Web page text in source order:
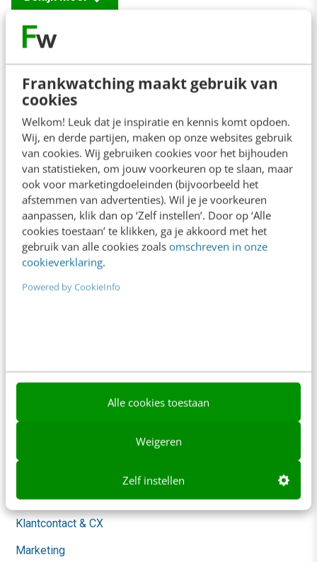
Frankwatching maakt gebruik van
cookies
Welkom! Leuk dat je inspiratie en kennis komt opdoen.
Wij, en derde partijen, maken op onze websites gebruik
van cookies. Wij gebruiken cookies voor het bijhouden
van statistieken, om jouw voorkeuren op te slaan, maar
ook voor marketingdoeleinden (bijvoorbeeld het
afstemmen van advertenties). Wil je je voorkeuren
aanpassen, klik dan op ‘Zelf instellen’. Door op ‘Alle
cookies toestaan’ te klikken, ga je akkoord met het
gebruik van alle cookies zoals omschreven in onze
cookieverklaring.
Powered by CookieInfo
Alle cookies toestaan
Weigeren
Zelf instellen
Contact Redactie
redactie@frankwatching.com
+31 30 200 1045
Tarieven
Meer contactopties
Frankwatching
Adverteren
Werken bij
Content & Communicatie
Klantcontact & CX
Marketing